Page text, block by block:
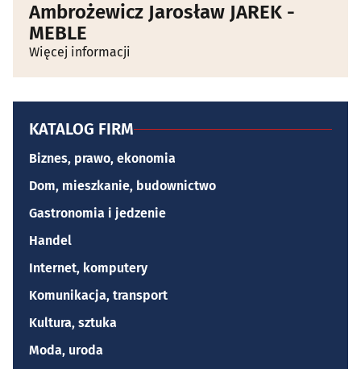
Ambrożewicz Jarosław JAREK -
MEBLE
Więcej informacji
KATALOG FIRM
Biznes, prawo, ekonomia
Dom, mieszkanie, budownictwo
Gastronomia i jedzenie
Handel
Internet, komputery
Komunikacja, transport
Kultura, sztuka
Moda, uroda